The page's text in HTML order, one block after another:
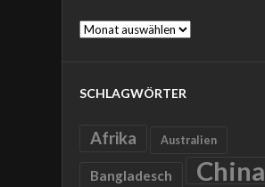
Archive
SCHLAGWÖRTER
Afrika Australien
Bangladesch China